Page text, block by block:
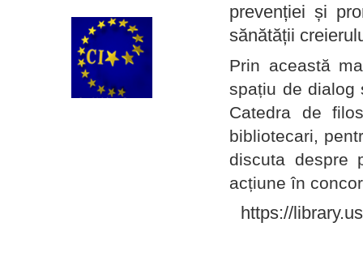
prevenției și
sănătății
Prin această
spațiu de dialog
Catedra de
bibliotecari,
discuta despre
acțiune în
https://